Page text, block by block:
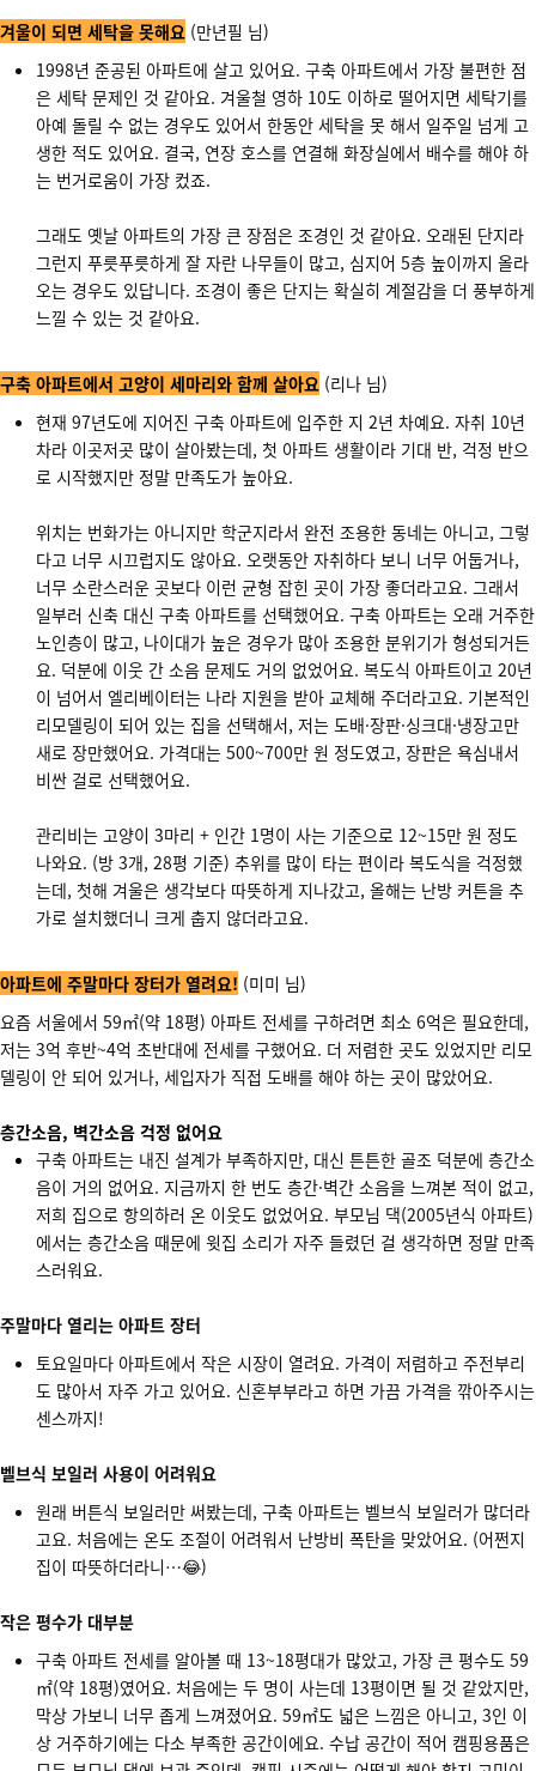
겨울이 되면 세탁을 못해요 (만년필 님)
1998년 준공된 아파트에 살고 있어요. 구축 아파트에서 가장 불편한 점
은 세탁 문제인 것 같아요. 겨울철 영하 10도 이하로 떨어지면 세탁기를
아예 돌릴 수 없는 경우도 있어서 한동안 세탁을 못 해서 일주일 넘게 고
생한 적도 있어요. 결국, 연장 호스를 연결해 화장실에서 배수를 해야 하
는 번거로움이 가장 컸죠.
그래도 옛날 아파트의 가장 큰 장점은 조경인 것 같아요. 오래된 단지라
그런지 푸릇푸릇하게 잘 자란 나무들이 많고, 심지어 5층 높이까지 올라
오는 경우도 있답니다. 조경이 좋은 단지는 확실히 계절감을 더 풍부하게
느낄 수 있는 것 같아요.
구축 아파트에서 고양이 세마리와 함께 살아요 (리나 님)
현재 97년도에 지어진 구축 아파트에 입주한 지 2년 차예요. 자취 10년
차라 이곳저곳 많이 살아봤는데, 첫 아파트 생활이라 기대 반, 걱정 반으
로 시작했지만 정말 만족도가 높아요.
위치는 번화가는 아니지만 학군지라서 완전 조용한 동네는 아니고, 그렇
다고 너무 시끄럽지도 않아요. 오랫동안 자취하다 보니 너무 어둡거나,
너무 소란스러운 곳보다 이런 균형 잡힌 곳이 가장 좋더라고요. 그래서
일부러 신축 대신 구축 아파트를 선택했어요. 구축 아파트는 오래 거주한
노인층이 많고, 나이대가 높은 경우가 많아 조용한 분위기가 형성되거든
요. 덕분에 이웃 간 소음 문제도 거의 없었어요. 복도식 아파트이고 20년
이 넘어서 엘리베이터는 나라 지원을 받아 교체해 주더라고요. 기본적인
리모델링이 되어 있는 집을 선택해서, 저는 도배·장판·싱크대·냉장고만
새로 장만했어요. 가격대는 500~700만 원 정도였고, 장판은 욕심내서
비싼 걸로 선택했어요.
관리비는 고양이 3마리 + 인간 1명이 사는 기준으로 12~15만 원 정도
나와요. (방 3개, 28평 기준) 추위를 많이 타는 편이라 복도식을 걱정했
는데, 첫해 겨울은 생각보다 따뜻하게 지나갔고, 올해는 난방 커튼을 추
가로 설치했더니 크게 춥지 않더라고요.
아파트에 주말마다 장터가 열려요! (미미 님)
요즘 서울에서 59㎡(약 18평) 아파트 전세를 구하려면 최소 6억은 필요한데,
저는 3억 후반~4억 초반대에 전세를 구했어요. 더 저렴한 곳도 있었지만 리모
델링이 안 되어 있거나, 세입자가 직접 도배를 해야 하는 곳이 많았어요.
층간소음, 벽간소음 걱정 없어요
구축 아파트는 내진 설계가 부족하지만, 대신 튼튼한 골조 덕분에 층간소
음이 거의 없어요. 지금까지 한 번도 층간·벽간 소음을 느껴본 적이 없고,
저희 집으로 항의하러 온 이웃도 없었어요. 부모님 댁(2005년식 아파트)
에서는 층간소음 때문에 윗집 소리가 자주 들렸던 걸 생각하면 정말 만족
스러워요.
주말마다 열리는 아파트 장터
토요일마다 아파트에서 작은 시장이 열려요. 가격이 저렴하고 주전부리
도 많아서 자주 가고 있어요. 신혼부부라고 하면 가끔 가격을 깎아주시는
센스까지!
벨브식 보일러 사용이 어려워요
원래 버튼식 보일러만 써봤는데, 구축 아파트는 벨브식 보일러가 많더라
고요. 처음에는 온도 조절이 어려워서 난방비 폭탄을 맞았어요. (어쩐지
집이 따뜻하더라니…😂)
작은 평수가 대부분
구축 아파트 전세를 알아볼 때 13~18평대가 많았고, 가장 큰 평수도 59
㎡(약 18평)였어요. 처음에는 두 명이 사는데 13평이면 될 것 같았지만,
막상 가보니 너무 좁게 느껴졌어요. 59㎡도 넓은 느낌은 아니고, 3인 이
상 거주하기에는 다소 부족한 공간이에요. 수납 공간이 적어 캠핑용품은